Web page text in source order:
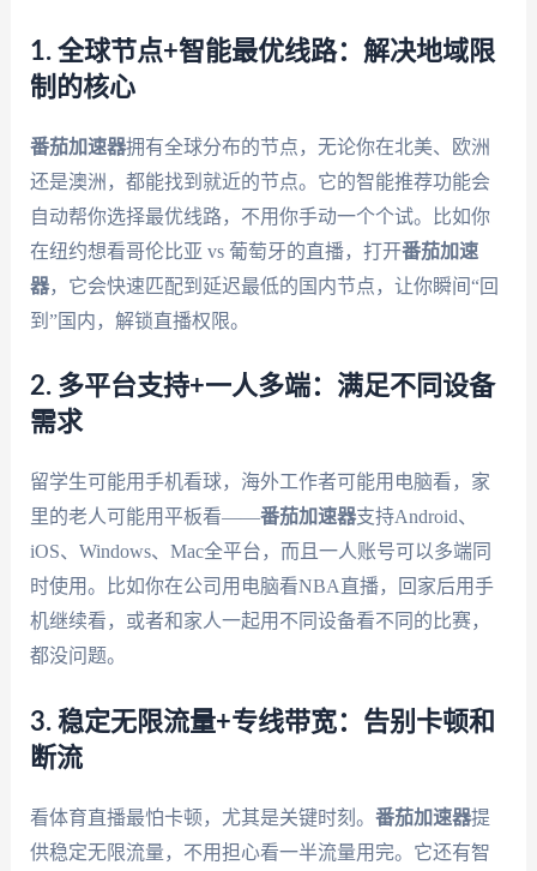
1. 全球节点+智能最优线路：解决地域限
制的核心
番茄加速器拥有全球分布的节点，无论你在北美、欧洲
还是澳洲，都能找到就近的节点。它的智能推荐功能会
自动帮你选择最优线路，不用你手动一个个试。比如你
在纽约想看哥伦比亚 vs 葡萄牙的直播，打开番茄加速
器，它会快速匹配到延迟最低的国内节点，让你瞬间“回
到”国内，解锁直播权限。
2. 多平台支持+一人多端：满足不同设备
需求
留学生可能用手机看球，海外工作者可能用电脑看，家
里的老人可能用平板看——番茄加速器支持Android、
iOS、Windows、Mac全平台，而且一人账号可以多端同
时使用。比如你在公司用电脑看NBA直播，回家后用手
机继续看，或者和家人一起用不同设备看不同的比赛，
都没问题。
3. 稳定无限流量+专线带宽：告别卡顿和
断流
看体育直播最怕卡顿，尤其是关键时刻。 番茄加速器提
供稳定无限流量，不用担心看一半流量用完。它还有智